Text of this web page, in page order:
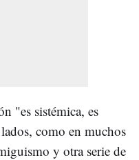
"es sistémica, es
como en muchos
y otra serie de